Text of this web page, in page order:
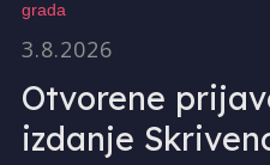
3.8.2026
Otvorene
izdanje